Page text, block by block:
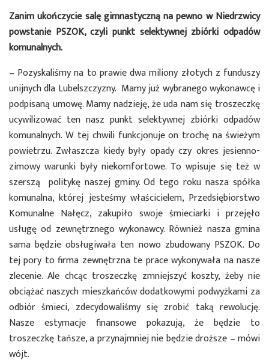
Zanim ukończycie salę gimnastyczną na pewno w Niedrzwicy
powstanie PSZOK, czyli punkt selektywnej zbiórki odpadów
komunalnych.
– Pozyskaliśmy na to prawie dwa miliony złotych z funduszy
unijnych dla Lubelszczyzny. Mamy już wybranego wykonawcę i
podpisaną umowę. Mamy nadzieję, że uda nam się troszeczkę
ucywilizować ten nasz punkt selektywnej zbiórki odpadów
komunalnych. W tej chwili funkcjonuje on trochę na świeżym
powietrzu. Zwłaszcza kiedy były opady czy okres jesienno-
zimowy warunki były niekomfortowe. To wpisuje się też w
szerszą politykę naszej gminy. Od tego roku nasza spółka
komunalna, której jesteśmy właścicielem, Przedsiębiorstwo
Komunalne Nałęcz, zakupiło swoje śmieciarki i przejęło
usługę od zewnętrznego wykonawcy. Również nasza gmina
sama będzie obsługiwała ten nowo zbudowany PSZOK. Do
tej pory to firma zewnętrzna te prace wykonywała na nasze
zlecenie. Ale chcąc troszeczkę zmniejszyć koszty, żeby nie
obciążać naszych mieszkańców dodatkowymi podwyżkami za
odbiór śmieci, zdecydowaliśmy się zrobić taką rewolucję.
Nasze estymacje finansowe pokazują, że będzie to
troszeczkę tańsze, a przynajmniej nie będzie droższe – mówi
wójt.